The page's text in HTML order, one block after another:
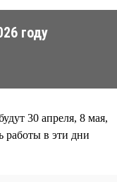
году
30 апреля, 8 мая,
работы в эти дни